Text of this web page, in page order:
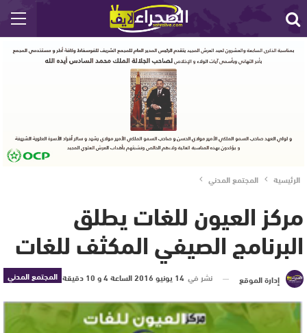
الرئيسية المجتمع المدني
مركز العيون للغات يطلق
البرنامج الصيفي المكثف للغات
المجتمع المدني إدارة الموقع نشر في 14 يونيو 2016 الساعة 4 و 10 دقيقة